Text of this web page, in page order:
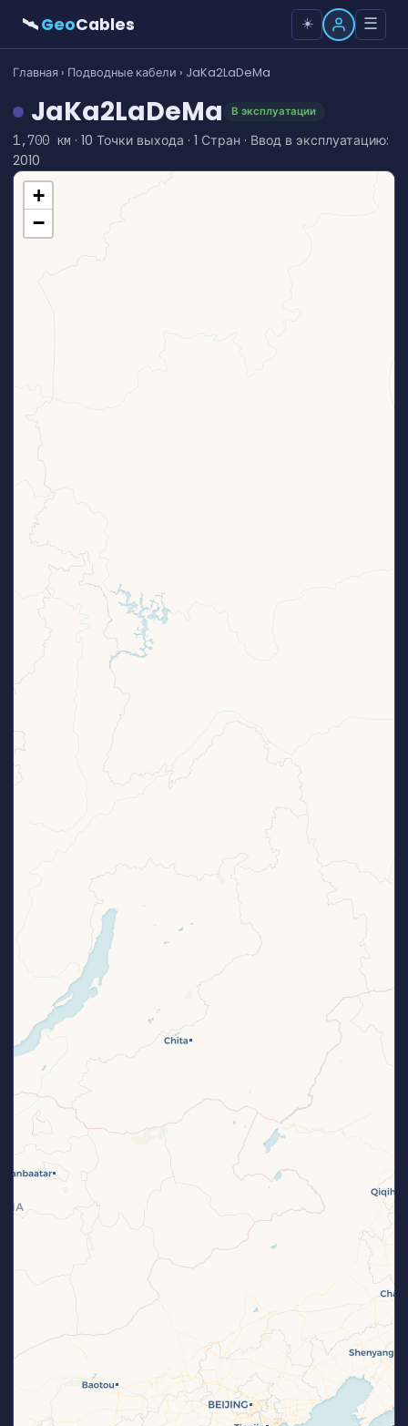
🛰GeoCables ☀️ ☰
Главная› Подводные кабели › JaKa2LaDeMa
JaKa2LaDeMa В эксплуатации
1,700 км · 10 Точки выхода · 1 Стран · Ввод в эксплуатацию:
2010
+
−